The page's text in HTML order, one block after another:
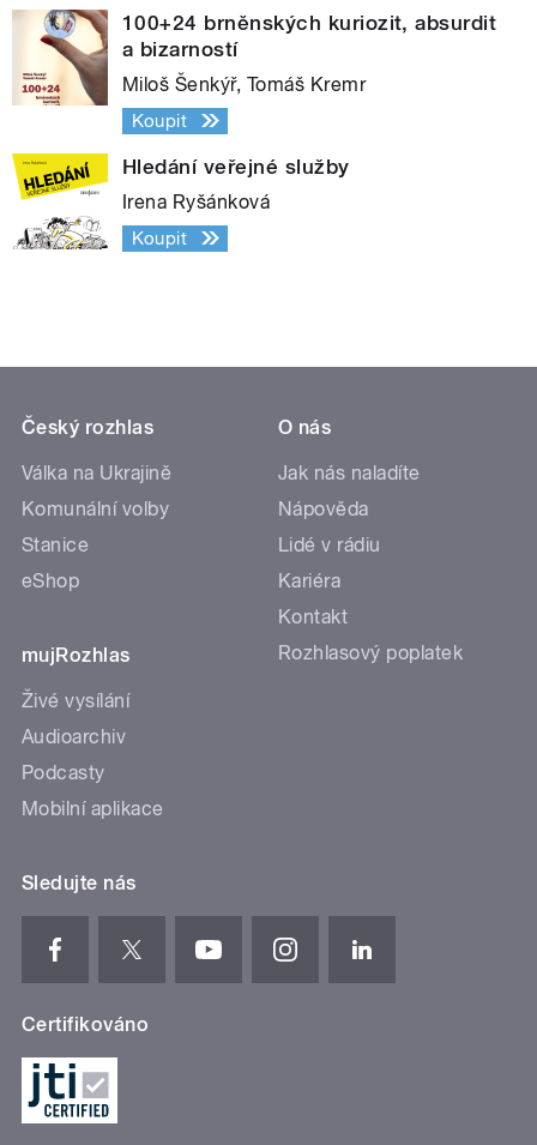
100+24 brněnských kuriozit, absurdit
a bizarností
Miloš Šenkýř, Tomáš Kremr
Koupit
Hledání veřejné služby
Irena Ryšánková
Koupit
Český rozhlas
Válka na Ukrajině
Komunální volby
Stanice
eShop
mujRozhlas
Živé vysílání
Audioarchiv
Podcasty
Mobilní aplikace
O nás
Jak nás naladíte
Nápověda
Lidé v rádiu
Kariéra
Kontakt
Rozhlasový poplatek
Sledujte nás
Certifikováno